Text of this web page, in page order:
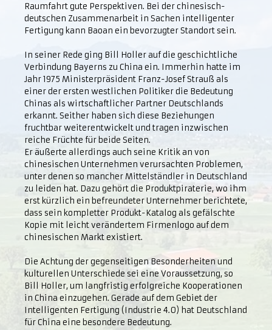
Raumfahrt gute Perspektiven. Bei der chinesisch-
deutschen Zusammenarbeit in Sachen intelligenter
Fertigung kann Baoan ein bevorzugter Standort sein.
In seiner Rede ging Bill Holler auf die geschichtliche
Verbindung Bayerns zu China ein. Immerhin hatte im
Jahr 1975 Ministerpräsident Franz-Josef Strauß als
einer der ersten westlichen Politiker die Bedeutung
Chinas als wirtschaftlicher Partner Deutschlands
erkannt. Seither haben sich diese Beziehungen
fruchtbar weiterentwickelt und tragen inzwischen
reiche Früchte für beide Seiten.
Er äußerte allerdings auch seine Kritik an von
chinesischen Unternehmen verursachten Problemen,
unter denen so mancher Mittelständler in Deutschland
zu leiden hat. Dazu gehört die Produktpiraterie, wo ihm
erst kürzlich ein befreundeter Unternehmer berichtete,
dass sein kompletter Produkt-Katalog als gefälschte
Kopie mit leicht verändertem Firmenlogo auf dem
chinesischen Markt existiert.
Die Achtung der gegenseitigen Besonderheiten und
kulturellen Unterschiede sei eine Voraussetzung, so
Bill Holler, um langfristig erfolgreiche Kooperationen
in China einzugehen. Gerade auf dem Gebiet der
Intelligenten Fertigung (Industrie 4.0) hat Deutschland
für China eine besondere Bedeutung.